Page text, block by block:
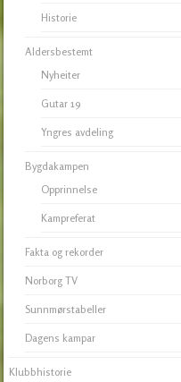
Historie
Aldersbestemt
Nyheiter
Gutar 19
Yngres avdeling
Bygdakampen
Opprinnelse
Kampreferat
Fakta og rekorder
Norborg TV
Sunnmørstabeller
Dagens kampar
Klubbhistorie